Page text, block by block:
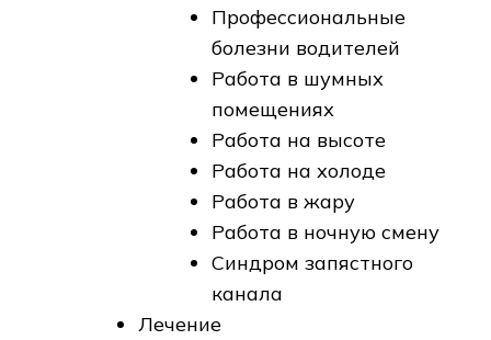
Профессиональные
болезни водителей
Работа в шумных
помещениях
Работа на высоте
Работа на холоде
Работа в жару
Работа в ночную смену
Синдром запястного
канала
Лечение